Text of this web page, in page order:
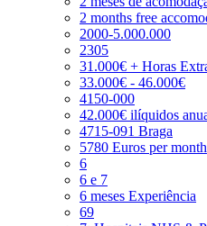
2 months free
2000-5.000.000
2305
31.000€ + Horas
33.000€ - 46.000€
4150-000
42.000€ ilíquidos
4715-091 Braga
5780 Euros per month
6
6 e 7
6 meses Experiência
69